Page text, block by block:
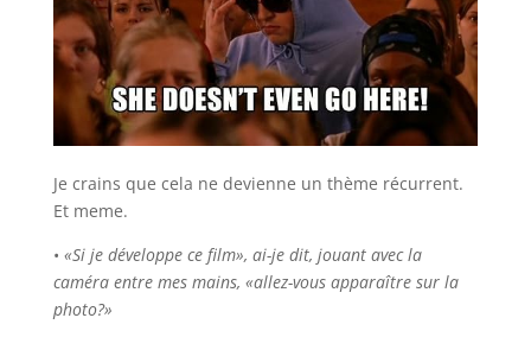
Je crains que cela ne devienne un thème récurrent.
Et meme.
• «Si je développe ce film», ai-je dit, jouant avec la
caméra entre mes mains, «allez-vous apparaître sur la
photo?»